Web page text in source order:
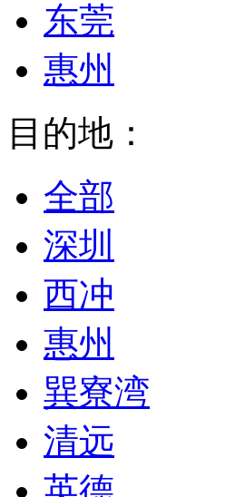
东莞
惠州
目的地：
全部
深圳
西冲
惠州
巽寮湾
清远